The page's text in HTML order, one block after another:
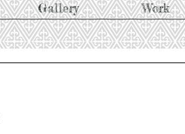
Gallery Work